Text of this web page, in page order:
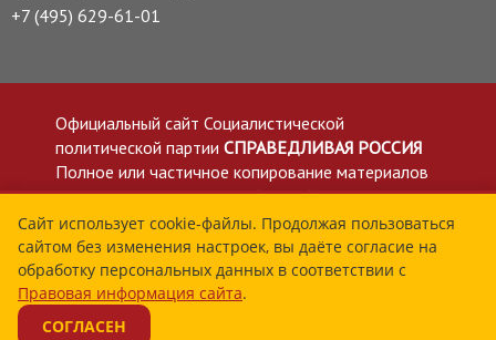
+7 (495) 629-61-01
Официальный сайт Социалистической
политической партии СПРАВЕДЛИВАЯ РОССИЯ
Полное или частичное копирование материалов
приветствуется со ссылкой на сайт spravedlivo.ru
Политика в отношении обработки персональных
данных
Все материалы сайта spravedlivo.ru доступны по
лицензии Creative Commons Attribution 4.0 International
Сайт использует cookie-файлы. Продолжая пользоваться
сайтом без изменения настроек, вы даёте согласие на
обработку персональных данных в соответствии с
Правовая информация сайта.
СОГЛАСЕН